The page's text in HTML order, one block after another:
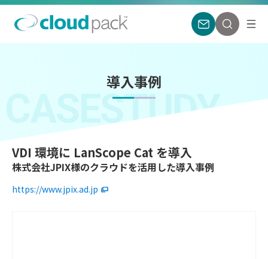
導入事例
CASESTUDY
VDI 環境に LanScope Cat を導入
株式会社JPIX様のクラウドを活用した導入事例
https://www.jpix.ad.jp